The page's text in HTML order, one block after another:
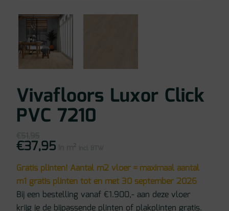
Vivafloors Luxor Click
PVC 7210
Oorspronkelijke
prijs
was:
€37,95Huidige
prijs
Gratis plinten! Aantal m2 vloer = maximaal aantal
m1 gratis plinten tot en met 30 september 2026
Bij een bestelling vanaf €1.900,- aan deze vloer
krijg je de bijpassende plinten of plakplinten gratis.